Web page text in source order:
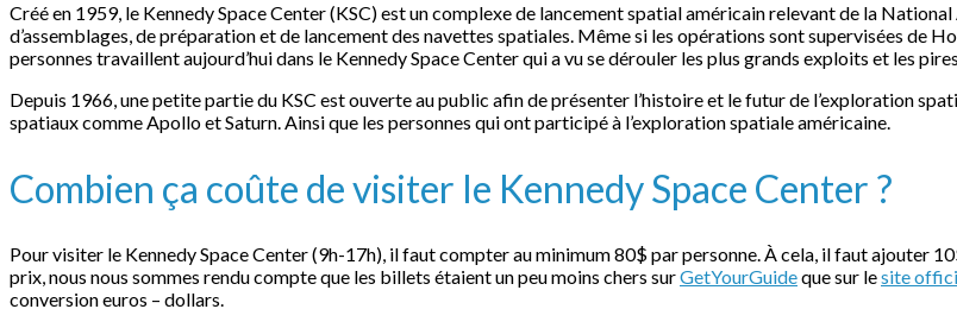
Créé en 1959, le Kennedy Space Center (KSC) est un complexe de lancement spatial américain relevant de la
d’assemblages, de préparation et de lancement des navettes spatiales. Même si les opérations sont supervisées de
personnes travaillent aujourd’hui dans le Kennedy Space Center qui a vu se dérouler les plus grands exploits et les
Depuis 1966, une petite partie du KSC est ouverte au public afin de présenter l’histoire et le futur de l’exploration
spatiaux comme Apollo et Saturn. Ainsi que les personnes qui ont participé à l’exploration spatiale américaine.
Combien ça coûte de visiter le Kennedy Space Center ?
Pour visiter le Kennedy Space Center (9h-17h), il faut compter au minimum 80$ par personne. À cela, il faut ajouter
prix, nous nous sommes rendu compte que les billets étaient un peu moins chers surGetYourGuideque sur lesite
conversion euros – dollars.